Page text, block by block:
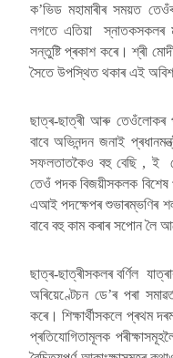
ক’ভিড মহামাৰীৰ সময়ত
লগতে এতিয়া স্নাতকসকলৰ
সন্তুষ্টি প্ৰকাশ কৰে। শ্ৰী
সৈতে উপস্থিত থকাৰ এই
ছাত্ৰ-ছাত্ৰী আৰু তেওঁলোকৰ
বাবে অভিনন্দন জনাই
সফলতাতকৈও বহু বেছি , ই
তেওঁ পদক বিজয়ীসকলক বিশেষ
এআই পদক্ষেপৰ শুভাৰম্ভণিৰ
বাবে বহু কাম কৰাৰ সপোন লৈ
ছাত্ৰ-ছাত্ৰীসকলৰ বৰ্ণিল
অৰিয়েণ্টেচন ডে’ৰ পৰা
কৰে। শিক্ষাৰ্থীসকলে প্ৰথম
প্ৰতিযোগিতামূলক